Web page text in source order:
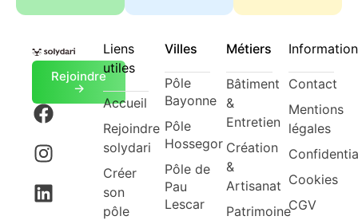
Rejoindre
->
Liens
utiles
Accueil
Rejoindre
solydari
Créer
son
pôle
Villes
Pôle
Bayonne
Pôle
Hossegor
Pôle de
Pau
Lescar
Métiers
Bâtiment
&
Entretien
Création
&
Artisanat
Patrimoine
Contact
Mentions
légales
Cookies
CGV